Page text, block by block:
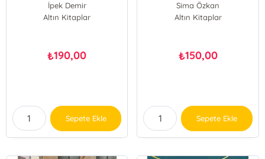
İpek Demir
Altın Kitaplar
₺190,00
Sepete Ekle
Sima Özkan
Altın Kitaplar
₺150,00
Sepete Ekle